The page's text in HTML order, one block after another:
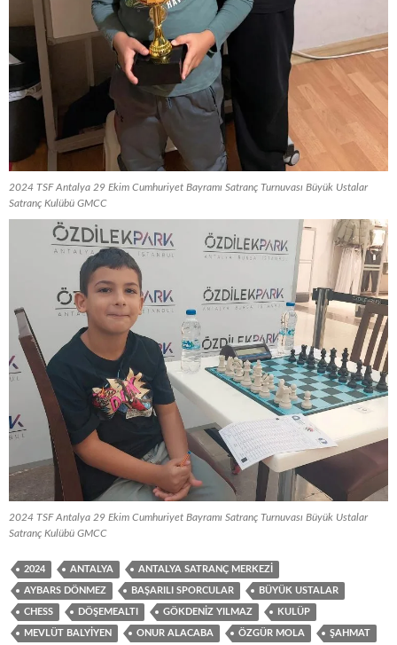
2024 TSF Antalya 29 Ekim Cumhuriyet Bayramı Satranç Turnuvası Büyük Ustalar
Satranç Kulübü GMCC
2024 TSF Antalya 29 Ekim Cumhuriyet Bayramı Satranç Turnuvası Büyük Ustalar
Satranç Kulübü GMCC
2024 ANTALYA ANTALYA SATRANÇ MERKEZI
AYBARS DÖNMEZ BAŞARILI SPORCULAR BÜYÜK USTALAR
CHESS DÖŞEMEALTI GÖKDENIZ YILMAZ KULÜP
MEVLÜT BALYIYEN ONUR ALACABA ÖZGÜR MOLA ŞAHMAT